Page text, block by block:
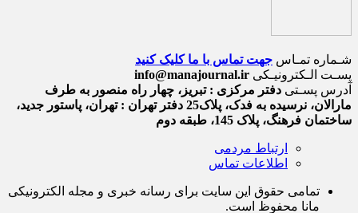
شـماره تمـاس جهت تماس با ما کلیک کنید
پسـت الـکترونیـکی info@manajournal.ir
آدرس پسـتی دفتر مرکزی : تبریز، چهار راه منصور به طرف
مارالان، نرسیده به فدک، پلاک25 دفتر تهران : تهران، پاستور جدید،
ساختمان فرهنگ، پلاک 145، طبقه دوم
ارتباط مردمی
اطلاعات تماس
تمامی حقوق این سایت برای رسانه خبری و مجله الکترونیکی
مانا محفوظ است.